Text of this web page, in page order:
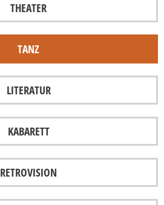
THEATER
TANZ
LITERATUR
KABARETT
RETROVISION